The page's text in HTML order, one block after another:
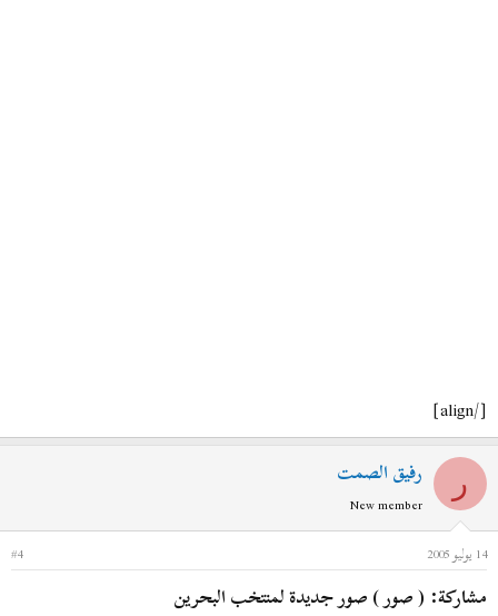
[/align]
ر رفيق الصمت
New member
14 يوليو 2005
#4
مشاركة: ( صور ) صور جديدة لمنتخب البحرين